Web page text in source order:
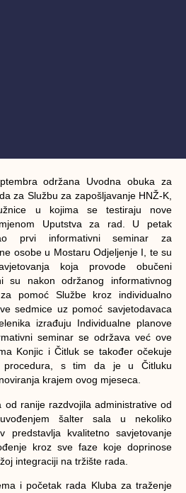
održana Uvodna obuka za
za Službu za zapošljavanje HNŽ-K,
u kojima se testiraju nove
Uputstva za rad. U petak
prvi informativni seminar za
osobe u Mostaru Odjeljenje I, te su
koja provode obučeni
su nakon održanog informativnog
pomoć Službe kroz individualno
sedmice uz pomoć savjetodavaca
izrađuju Individualne planove
seminar se održava već ove
Konjic i Čitluk se također očekuje
procedura, s tim da je u Čitluku
krajem ovog mjeseca.
ranije razdvojila administrative od
šalter sala u nekoliko
predstavlja kvalitetno savjetovanje
kroz sve faze koje doprinose
integraciji na tržište rada.
i početak rada Kluba za traženje